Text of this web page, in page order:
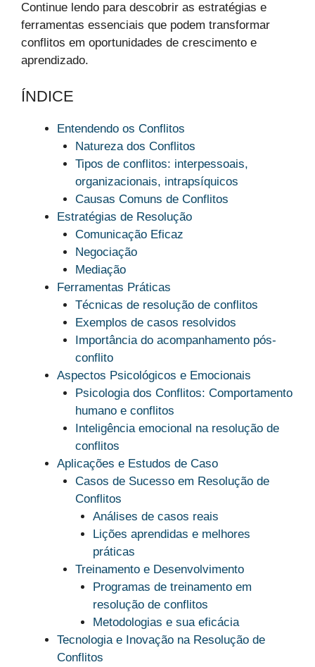
Continue lendo para descobrir as estratégias e
ferramentas essenciais que podem transformar
conflitos em oportunidades de crescimento e
aprendizado.
ÍNDICE
Entendendo os Conflitos
Natureza dos Conflitos
Tipos de conflitos: interpessoais,
organizacionais, intrapsíquicos
Causas Comuns de Conflitos
Estratégias de Resolução
Comunicação Eficaz
Negociação
Mediação
Ferramentas Práticas
Técnicas de resolução de conflitos
Exemplos de casos resolvidos
Importância do acompanhamento pós-
conflito
Aspectos Psicológicos e Emocionais
Psicologia dos Conflitos: Comportamento
humano e conflitos
Inteligência emocional na resolução de
conflitos
Aplicações e Estudos de Caso
Casos de Sucesso em Resolução de
Conflitos
Análises de casos reais
Lições aprendidas e melhores
práticas
Treinamento e Desenvolvimento
Programas de treinamento em
resolução de conflitos
Metodologias e sua eficácia
Tecnologia e Inovação na Resolução de
Conflitos